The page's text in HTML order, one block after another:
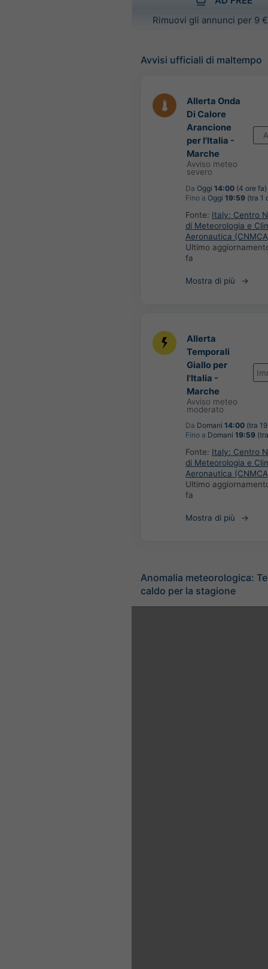
Rimuovi gli annunci per 9
Avvisi ufficiali di maltempo
Allerta Onda
Di Calore
Arancione
per l'Italia -
Marche
Avviso meteo
severo
Da Oggi 14:00 (4 ore fa)
Fino a Oggi 19:59 (tra 1
Fonte: Italy: Centro
di Meteorologia e
Aeronautica
Ultimo
fa
Mostra di più
Allerta
Temporali
Giallo per
l'Italia -
Marche
Avviso meteo
moderato
Da Domani 14:00 (tra
Fino a Domani 19:59
Fonte: Italy: Centro
di Meteorologia e
Aeronautica
Ultimo
fa
Mostra di più
Anomalia meteorologica:
caldo per la stagione